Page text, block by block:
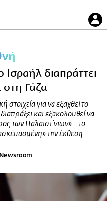
διαπράττει
στη Γάζα
για να εξαχθεί το
και εξακολουθεί να
των Παλαιστίνιων» - Το
την έκθεση